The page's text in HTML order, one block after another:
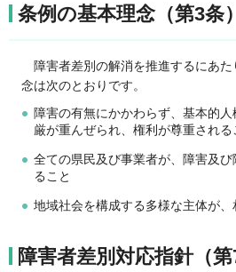
条例の基本理念（第3条）
障害者差別の解消を推進するにあ
念は次のとおりです。
障害の有無にかかわらず、基本的
厳が重んぜられ、権利が尊重される
全ての県民及び事業者が、障害及
ること
地域社会を構成する多様な主体が、
障害者差別対応指針（第